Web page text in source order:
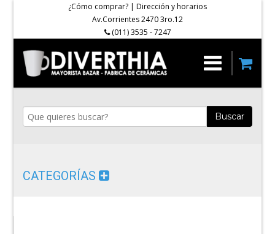
¿Cómo comprar? | Dirección y horarios
Av.Corrientes 2470 3ro.12
(011) 3535 - 7247
Buscar
CATEGORÍAS